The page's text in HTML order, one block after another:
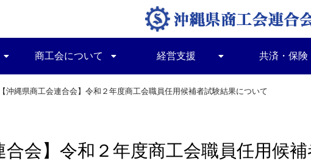
商工会について 経営支援 共済・保険
【沖縄県商工会連合会】令和２年度商工会職員任用候補者試験結果について
合会】令和２年度商工会職員任用候